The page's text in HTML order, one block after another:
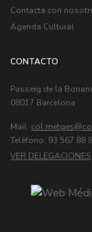
Contacta con
Agenda Cultural
CONTACTO
Passeig de la
08017 Barcelona
Mail: col.metges
Telèfono: 93 567 88
VER DELEGACIONES